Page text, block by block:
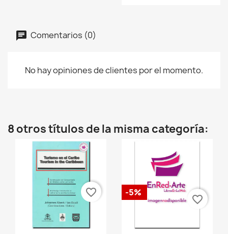
Comentarios (0)
No hay opiniones de clientes por el momento.
8 otros títulos de la misma categoría:
favorite_border -5%
favorite_border